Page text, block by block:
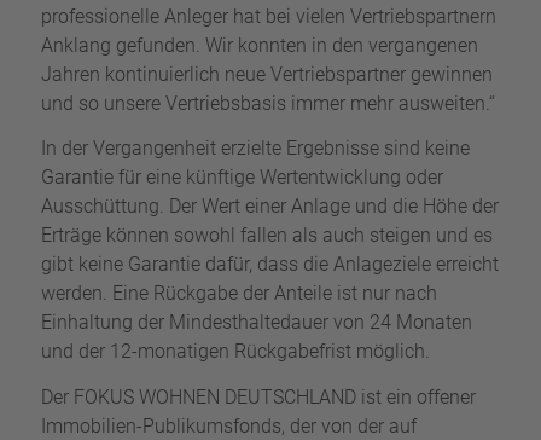
professionelle Anleger hat bei vielen Vertriebspartnern
Anklang gefunden. Wir konnten in den vergangenen
Jahren kontinuierlich neue Vertriebspartner gewinnen
und so unsere Vertriebsbasis immer mehr ausweiten.“
In der Vergangenheit erzielte Ergebnisse sind keine
Garantie für eine künftige Wertentwicklung oder
Ausschüttung. Der Wert einer Anlage und die Höhe der
Erträge können sowohl fallen als auch steigen und es
gibt keine Garantie dafür, dass die Anlageziele erreicht
werden. Eine Rückgabe der Anteile ist nur nach
Einhaltung der Mindesthaltedauer von 24 Monaten
und der 12-monatigen Rückgabefrist möglich.
Der FOKUS WOHNEN DEUTSCHLAND ist ein offener
Immobilien-Publikumsfonds, der von der auf